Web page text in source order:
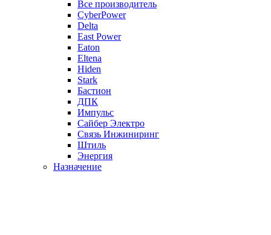
Все производитель
CyberPower
Delta
East Power
Eaton
Eltena
Hiden
Stark
Бастион
ДПК
Импульс
Сайбер Электро
Связь Инжиниринг
Штиль
Энергия
Назначение